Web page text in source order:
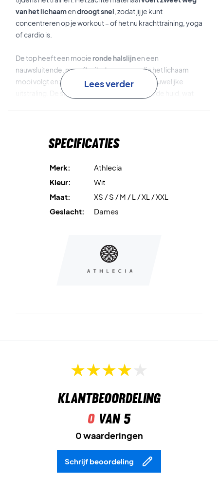
van het lichaamendroogt snel , zodat jij je kunt
concentreren op je workout – of het nu krachttraining, yoga
of cardio is.
De top heeft een mooie ronde halslijnen een
nauwsluitende, maar flexibele pasvorm die het lichaam
mooi volgt en zorgt voor een sportieve en vrouwelijke
uitstraling. De stof voelt heerlijk zacht aan op de huid, wat
waardoor hij gemakkelijk gecombineerd kan worden met
een casual dagelijkse outfit.
Voel je comfortabel en zie er goed uit – koop jouw Athlecia
Delrey Top vandaag nog!
Lees verder
Specificaties
Merk:
Athlecia
Kleur:
Wit
Maat:
XS / S / M / L / XL / XXL
Geslacht:
Dames
Klantbeoordeling
0van 5
0 waarderingen
Schrijf beoordeling